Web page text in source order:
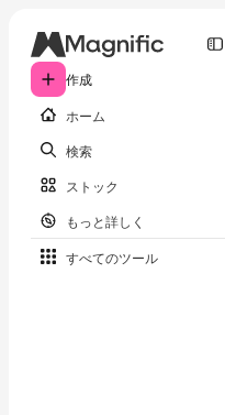
作成
ホーム
検索
ストック
もっと詳しく
すべてのツール